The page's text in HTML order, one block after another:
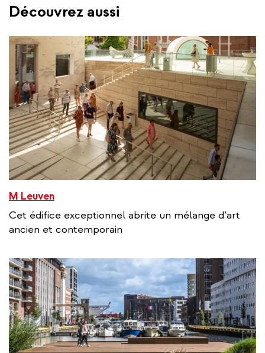
Découvrez aussi
M Leuven
Cet édifice exceptionnel abrite un mélange d’art
ancien et contemporain